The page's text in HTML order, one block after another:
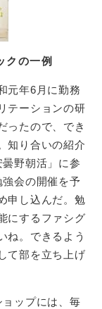
クの一例
元年6月に勤務
テーションの研
ったので、でき
知り合いの紹介
野朝活」に参
会の開催を予
申し込んだ。勉
にするファシグ
ね。できるよう
て部を立ち上げ
ップには、毎